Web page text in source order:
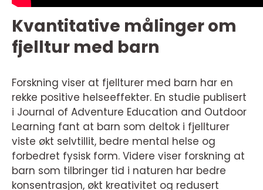
Kvantitative målinger om
fjelltur med barn
Forskning viser at fjellturer med barn har en
rekke positive helseeffekter. En studie publisert
i Journal of Adventure Education and Outdoor
Learning fant at barn som deltok i fjellturer
viste økt selvtillit, bedre mental helse og
forbedret fysisk form. Videre viser forskning at
barn som tilbringer tid i naturen har bedre
konsentrasjon, økt kreativitet og redusert